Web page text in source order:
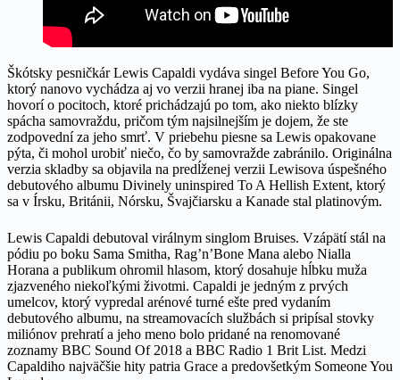
Škótsky pesničkár Lewis Capaldi vydáva singel Before You Go,
ktorý nanovo vychádza aj vo verzii hranej iba na piane. Singel
hovorí o pocitoch, ktoré prichádzajú po tom, ako niekto blízky
spácha samovraždu, pričom tým najsilnejším je dojem, že ste
zodpovední za jeho smrť. V priebehu piesne sa Lewis opakovane
pýta, či mohol urobiť niečo, čo by samovražde zabránilo. Originálna
verzia skladby sa objavila na predĺženej verzii Lewisova úspešného
debutového albumu Divinely uninspired To A Hellish Extent, ktorý
sa v Írsku, Británii, Nórsku, Švajčiarsku a Kanade stal platinovým.
Lewis Capaldi debutoval virálnym singlom Bruises. Vzápätí stál na
pódiu po boku Sama Smitha, Rag’n’Bone Mana alebo Nialla
Horana a publikum ohromil hlasom, ktorý dosahuje hĺbku muža
zjazveného niekoľkými životmi. Capaldi je jedným z prvých
umelcov, ktorý vypredal arénové turné ešte pred vydaním
debutového albumu, na streamovacích službách si pripísal stovky
miliónov prehratí a jeho meno bolo pridané na renomované
zoznamy BBC Sound Of 2018 a BBC Radio 1 Brit List. Medzi
Capaldiho najväčšie hity patria Grace a predovšetkým Someone You